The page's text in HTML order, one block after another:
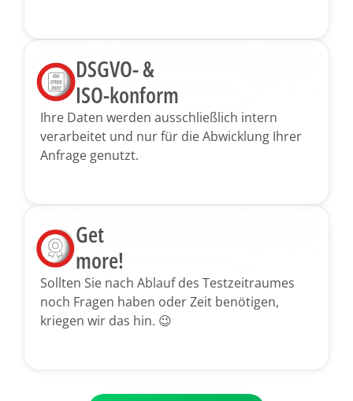
DSGVO- &
ISO-konform
Ihre Daten werden ausschließlich intern
verarbeitet und nur für die Abwicklung Ihrer
Anfrage genutzt.
Get
more!
Sollten Sie nach Ablauf des Testzeitraumes
noch Fragen haben oder Zeit benötigen,
kriegen wir das hin. 😉